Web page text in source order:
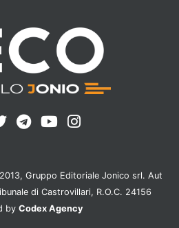
Gruppo Editoriale Jonico srl. Aut
di Castrovillari, R.O.C. 24156
by Codex Agency